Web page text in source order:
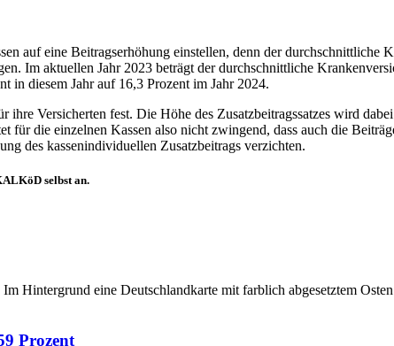
auf eine Beitragserhöhung einstellen, denn der durchschnittliche
Im aktuellen Jahr 2023 beträgt der durchschnittliche
in diesem Jahr auf 16,3 Prozent im Jahr 2024.
ihre Versicherten fest. Die Höhe des Zusatzbeitragssatzes wird
die einzelnen Kassen also nicht zwingend, dass auch die
des kassenindividuellen Zusatzbeitrags verzichten.
selbst an.
Prozent